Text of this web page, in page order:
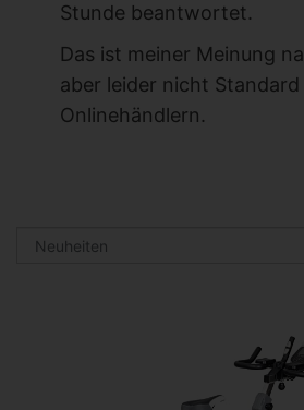
Stunde beantwortet.
Das ist meiner Meinung
aber leider nicht Standard
Onlinehändlern.